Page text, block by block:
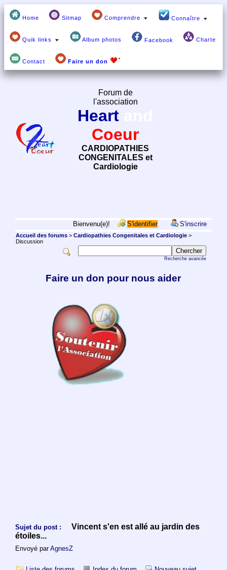
Home Sitmap Comprendre Connaître
Quik links Album photos Facebook Charte
Contact Faire un don
Forum de
l'association
Heart
Coeur
CARDIOPATHIES
CONGENITALES et
Cardiologie
Bienvenu(e)! S'identifier S'inscrire
Accueil des forums> Cardiopathies Congenitales et Cardiologie>
Discussion
Recherche avancée
Faire un don pour nous aider
Sujet du post :
Vincent s'en est allé au jardin des
étoiles...
Envoyé parAgnesZ